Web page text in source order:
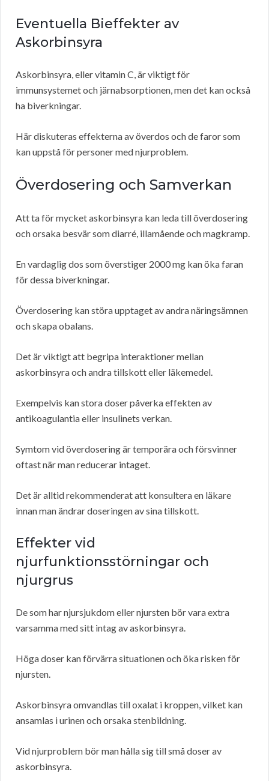
Eventuella Bieffekter av
Askorbinsyra
Askorbinsyra, eller vitamin C, är viktigt för
immunsystemet och järnabsorptionen, men det kan också
ha biverkningar.
Här diskuteras effekterna av överdos och de faror som
kan uppstå för personer med njurproblem.
Överdosering och Samverkan
Att ta för mycket askorbinsyra kan leda till överdosering
och orsaka besvär som diarré, illamående och magkramp.
En vardaglig dos som överstiger 2000 mg kan öka faran
för dessa biverkningar.
Överdosering kan störa upptaget av andra näringsämnen
och skapa obalans.
Det är viktigt att begripa interaktioner mellan
askorbinsyra och andra tillskott eller läkemedel.
Exempelvis kan stora doser påverka effekten av
antikoagulantia eller insulinets verkan.
Symtom vid överdosering är temporära och försvinner
oftast när man reducerar intaget.
Det är alltid rekommenderat att konsultera en läkare
innan man ändrar doseringen av sina tillskott.
Effekter vid
njurfunktionsstörningar och
njurgrus
De som har njursjukdom eller njursten bör vara extra
varsamma med sitt intag av askorbinsyra.
Höga doser kan förvärra situationen och öka risken för
njursten.
Askorbinsyra omvandlas till oxalat i kroppen, vilket kan
ansamlas i urinen och orsaka stenbildning.
Vid njurproblem bör man hålla sig till små doser av
askorbinsyra.